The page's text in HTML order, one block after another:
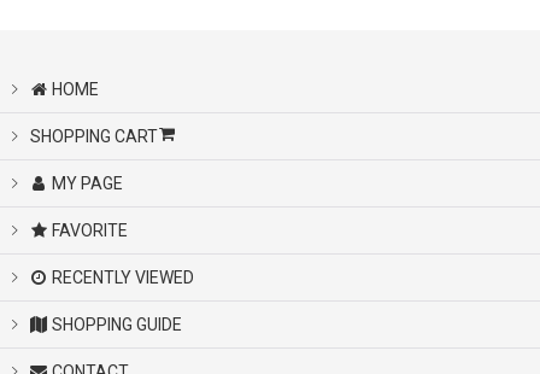
HOME
SHOPPING CART
MY PAGE
FAVORITE
RECENTLY VIEWED
SHOPPING GUIDE